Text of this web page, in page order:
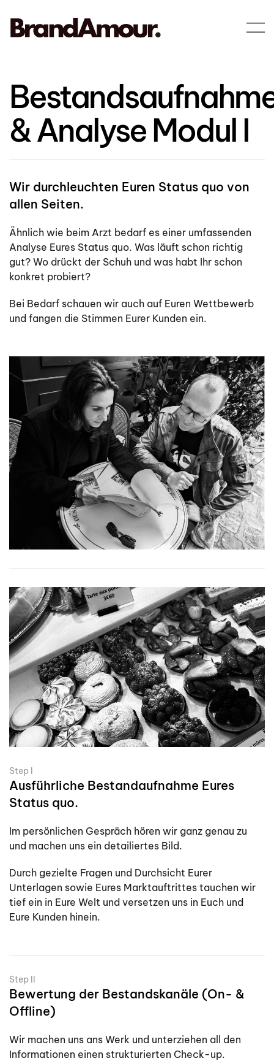
Skip to main content
& Analyse Modul I
Wir durchleuchten Euren Status quo von
allen Seiten.
Ähnlich wie beim Arzt bedarf es einer umfassenden
Analyse Eures Status quo. Was läuft schon richtig
gut? Wo drückt der Schuh und was habt Ihr schon
konkret probiert?
Bei Bedarf schauen wir auch auf Euren Wettbewerb
und fangen die Stimmen Eurer Kunden ein.
Step I
Ausführliche Bestandaufnahme Eures
Status quo.
Im persönlichen Gespräch hören wir ganz genau zu
und machen uns ein detailiertes Bild.
Durch gezielte Fragen und Durchsicht Eurer
Unterlagen sowie Eures Marktauftrittes tauchen wir
tief ein in Eure Welt und versetzen uns in Euch und
Eure Kunden hinein.
Step II
Bewertung der Bestandskanäle (On- &
Offline)
Wir machen uns ans Werk und unterziehen all den
Informationen einen strukturierten Check-up.